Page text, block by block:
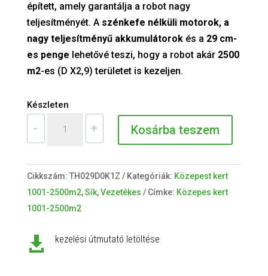
épített, amely garantálja a robot nagy
teljesítményét. Aszénkefe nélküli motorok, a
nagy teljesítményű akkumulátorokés a 29 cm-
es penge lehetővé teszi, hogy a robot akár 2500
m2-es (D X2,9) területet is kezeljen.
Készleten
- + Kosárba teszem
Cikkszám: TH029D0K1Z Kategóriák: Közepest kert
1001-2500m2,Sík,Vezetékes Címke: Közepes kert
1001-2500m2
 kezelési útmutató letöltése